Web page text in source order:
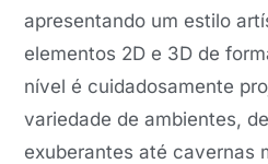
apresentando um estilo
elementos 2D e 3D de
nível é cuidadosamente
variedade de ambientes,
exuberantes até cavernas